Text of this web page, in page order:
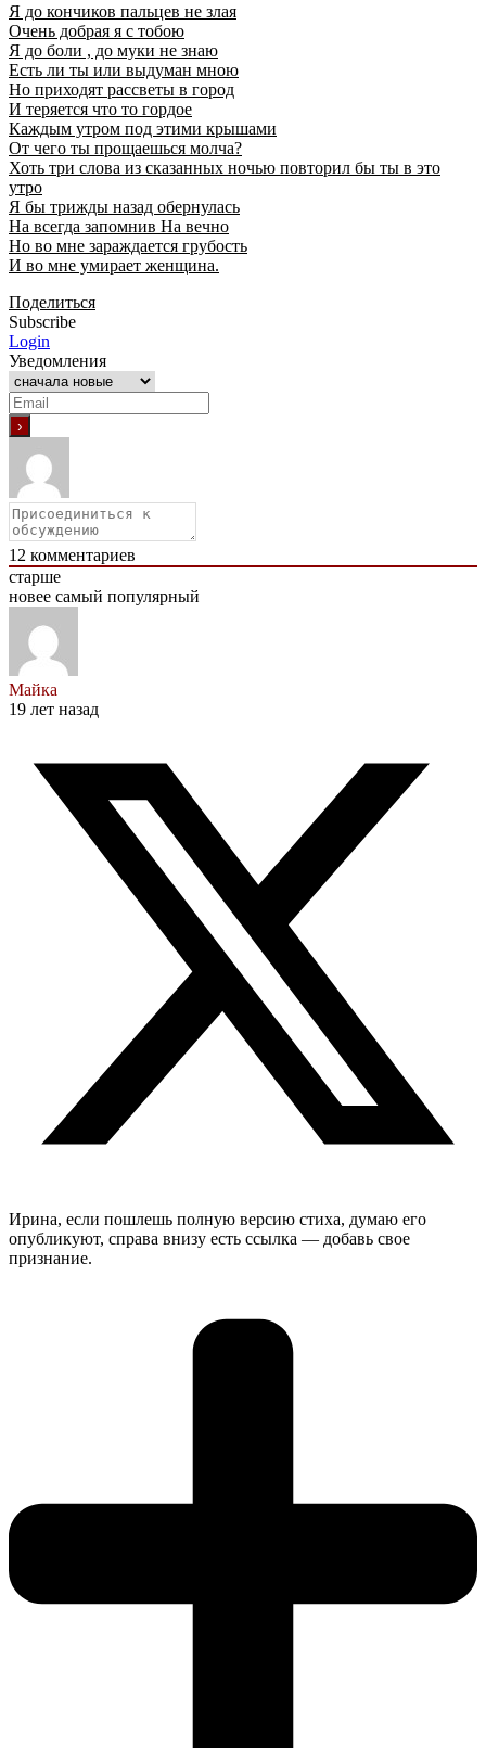
Я до кончиков пальцев не злая
Очень добрая я с тобою
Я до боли , до муки не знаю
Есть ли ты или выдуман мною
Но приходят рассветы в город
И теряется что то гордое
Каждым утром под этими крышами
От чего ты прощаешься молча?
Хоть три слова из сказанных ночью повторил бы ты в это
утро
Я бы трижды назад обернулась
На всегда запомнив На вечно
Но во мне зараждается грубость
И во мне умирает женщина.
Поделиться
Subscribe
Login
Уведомления
12 комментариев
старше
новее самый популярный
Майка
19 лет назад
Ирина, если пошлешь полную версию стиха, думаю его
опубликуют, справа внизу есть ссылка — добавь свое
признание.